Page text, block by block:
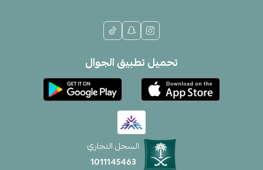
تحميل تطبيق الجوال
السجل التجاري
1011145463